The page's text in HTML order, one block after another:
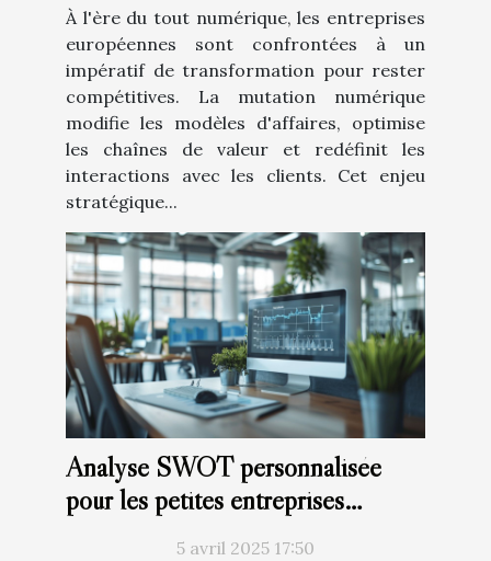
À l'ère du tout numérique, les entreprises
européennes sont confrontées à un
impératif de transformation pour rester
compétitives. La mutation numérique
modifie les modèles d'affaires, optimise
les chaînes de valeur et redéfinit les
interactions avec les clients. Cet enjeu
stratégique...
Analyse SWOT personnalisée
pour les petites entreprises
comment la réaliser5 avril 2025 17:50